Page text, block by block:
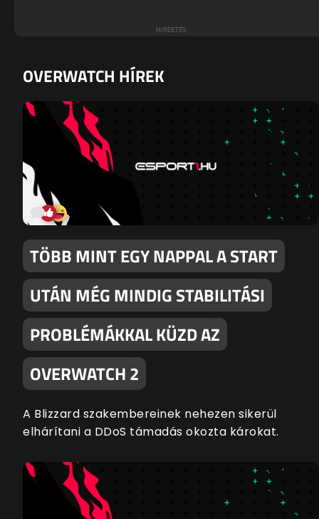
OVERWATCH HÍREK
TÖBB MINT EGY NAPPAL A START
UTÁN MÉG MINDIG STABILITÁSI
PROBLÉMÁKKAL KÜZD AZ
OVERWATCH 2
A Blizzard szakembereinek nehezen sikerül
elhárítani a DDoS támadás okozta károkat.